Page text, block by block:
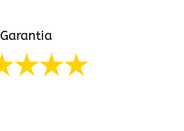
Garantia